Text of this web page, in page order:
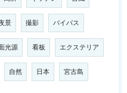
景 撮影 バイパス
光源 看板 エクステリア
自然 日本 宮古島